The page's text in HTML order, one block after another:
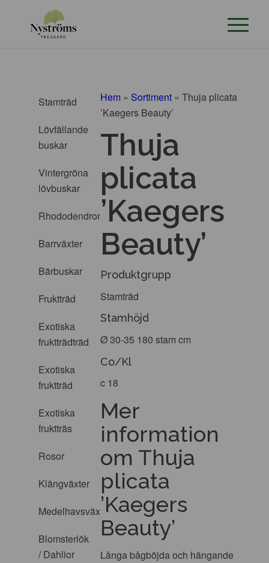
Stamträd
Lövfällande
buskar
Vintergröna
lövbuskar
Rhododendron
Barrväxter
Bärbuskar
Fruktträd
Exotiska
fruktträdträd
Exotiska
fruktträd
Exotiska
fruktträs
Rosor
Klängväxter
Medelhavsväxter
Blomsterlök
/ Dahlior
Hem » Sortiment »Thuja plicata
’Kaegers Beauty’
Thuja
plicata
’Kaegers
Beauty’
Produktgrupp
Stamträd
Stamhöjd
Ø 30-35 180 stam cm
Co/Kl
c 18
Mer
information
om Thuja
plicata
’Kaegers
Beauty’
Långa bågböjda och hängande